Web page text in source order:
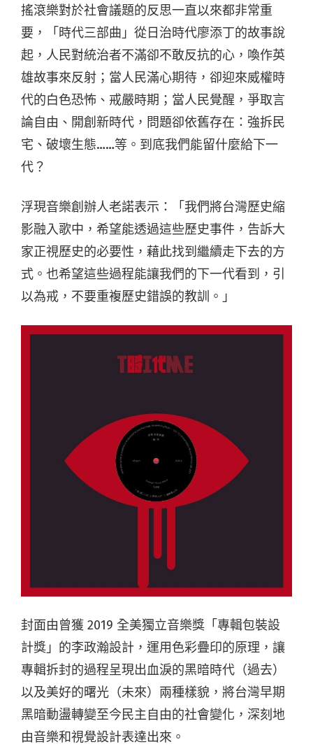
搖滾樂對於社會議題的反思一直以來都非常重
要，「時代三部曲」從日治時代廖添丁的故事說
起，人民對統治者不滿卻不敢反抗的心，喚作英
雄故事來反射；當人民滿心期待，卻迎來威權時
代的白色恐怖、戒嚴時期；當人民覺醒，爭取言
論自由、開創新時代，問題卻依舊存在：強拆民
宅、破壞生態……等。到底我們能留什麼給下一
代？
浮現音樂創辦人老諾表示：「我們將台灣歷史縮
影融入歌中，希望能透過這些歷史事件，告訴大
家正視歷史的必要性，藉此找到繼續走下去的方
式。也希望這些過程能讓我們的下一代看到，引
以為戒，不要重複歷史錯誤的教訓。」
封面由曾獲 2019 全美獨立音樂獎「專輯包裝設
計獎」的李政瀚設計，運用色彩疊印的原理，讓
專輯拆封的過程呈現出血淚的黑暗時代（過去）
以及美好的曙光（未來）兩種樣貌，將台灣早期
黑暗動盪轉變至今民主自由的社會變化，深刻地
由音樂和視覺設計表達出來。